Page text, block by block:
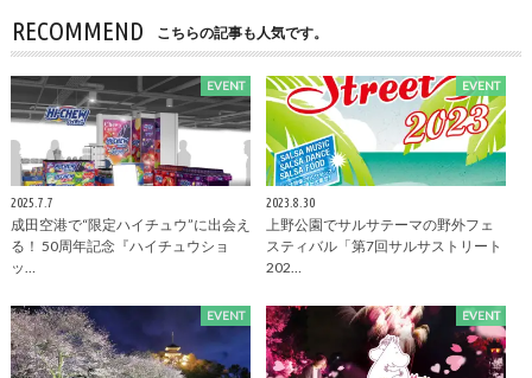
RECOMMEND こちらの記事も人気です。
EVENT
2025.7.7
成田空港で“限定ハイチュウ”に出会え
る！ 50周年記念『ハイチュウショ
ッ…
EVENT
2023.8.30
上野公園でサルサテーマの野外フェ
スティバル「第7回サルサストリート
202…
EVENT EVENT